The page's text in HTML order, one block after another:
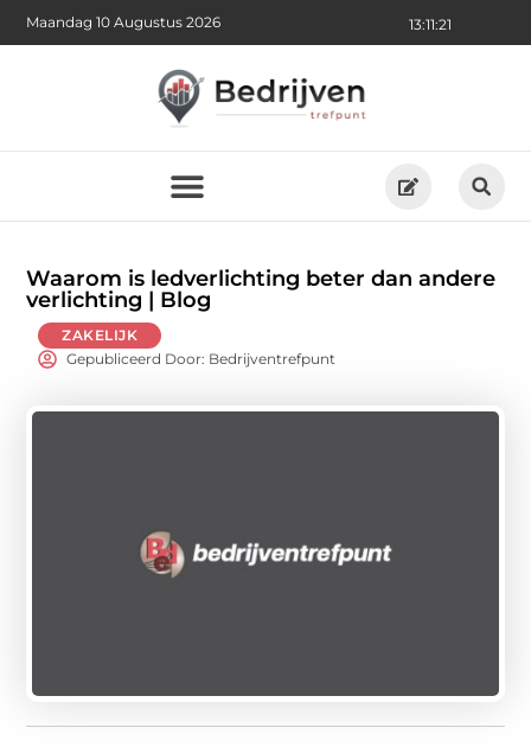
13:11:23
Maandag 10 Augustus 2026
Waarom is ledverlichting beter dan andere
verlichting | Blog
ZAKELIJK
Gepubliceerd Door: Bedrijventrefpunt